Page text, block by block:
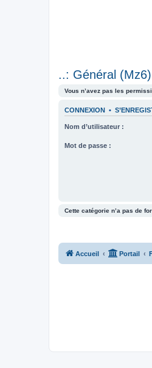
..: Général
Vous n’avez pas les
CONNEXION •
Nom d’utilisateur :
Mot de passe :
Cette catégorie n’a pas de
Accueil Portail